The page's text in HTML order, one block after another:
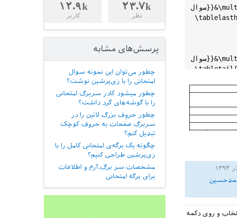
سوال}}&\
\
سوال}}&\
\tabletail
1&
$z=1+3i$ و
i $ و
&1\\ \ hlineو روی دکمه
۲۳.۷k
نظر
۱۲.۹k
کاربر
پرسش‌های مشابه
چطور می‌توان این نمونه سوال
امتحانی را با زی‌پرشین نوشت؟
چطور میشود کادر سربرگ امتحانی
را با گوشه‌های گرد داشت؟
چطور حروف بزرگ لاتین را در
سربرگ صفحات به حروف کوچک
تبدیل کنم؟
چگونه یک برگه‌ی امتحانی کامل را با
زی‌پرشین طراحی کنیم؟
مشخصات سر برگ،آرم و اطلاعات
برای برگه امتحانی